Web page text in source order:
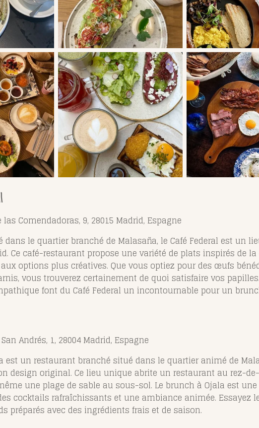
las Comendadoras, 9, 28015 Madrid, Espagne
dans le quartier branché de Malasaña, le Café Federal est un
Ce café-restaurant propose une variété de plats inspirés de
options plus créatives. Que vous optiez pour des œufs
vous trouverez certainement de quoi satisfaire vos
font du Café Federal un incontournable pour un
Andrés, 1, 28004 Madrid, Espagne
est un restaurant branché situé dans le quartier animé de
design original. Ce lieu unique abrite un restaurant au rez-
une plage de sable au sous-sol. Le brunch à Ojala est
cocktails rafraîchissants et une ambiance animée. Essayez
préparés avec des ingrédients frais et de saison.